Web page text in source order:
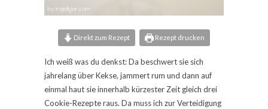
Direkt zum Rezept Rezept drucken
Ich weiß was du denkst: Da beschwert sie sich
jahrelang über Kekse, jammert rum und dann auf
einmal haut sie innerhalb kürzester Zeit gleich drei
Cookie-Rezepte raus. Da muss ich zur Verteidigung